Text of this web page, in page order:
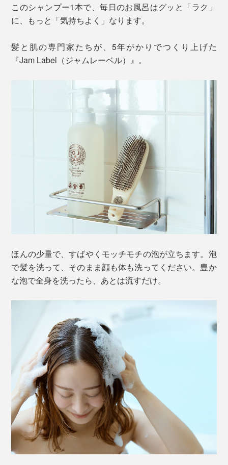
このシャンプー1本で、毎日のお風呂はグッと「ラク」
に、もっと「気持ちよく」なります。
髪と肌の専門家たちが、5年がかりでつくり上げた
『Jam Label（ジャムレーベル）』。
ほんの少量で、すばやくモッチモチの泡が立ちます。泡
で髪を洗って、そのまま顔も体も洗ってください。豊か
な泡で全身を洗ったら、あとは流すだけ。